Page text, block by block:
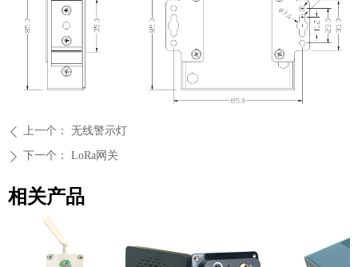
相关产品
ꄴ 上一个： 无线警示灯
ꄲ 下一个： LoRa网关